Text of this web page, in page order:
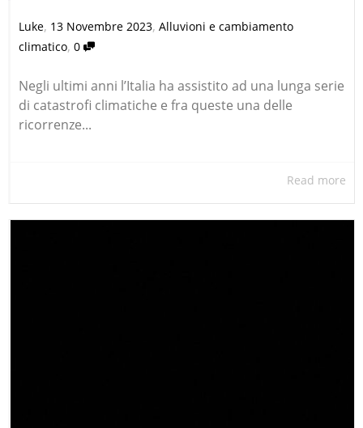
Luke, 13 Novembre 2023, Alluvioni e cambiamento
climatico, 0
Negli ultimi anni l’Italia ha assistito ad una lunga serie
di catastrofi climatiche e fra queste una delle
ricorrenze...
Read more